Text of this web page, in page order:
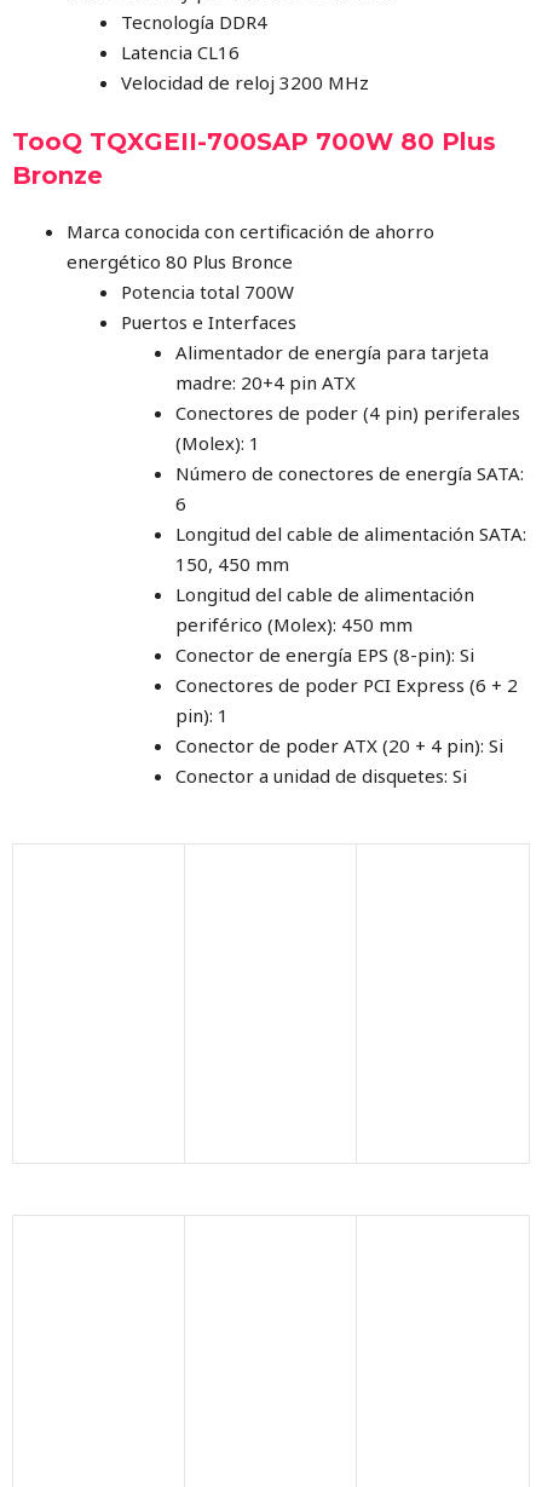
Tecnología DDR4
Latencia CL16
Velocidad de reloj 3200 MHz
TooQ TQXGEII-700SAP 700W 80 Plus
Bronze
Marca conocida con certificación de ahorro
energético 80 Plus Bronce
Potencia total 700W
Puertos e Interfaces
Alimentador de energía para tarjeta
madre: 20+4 pin ATX
Conectores de poder (4 pin) periferales
(Molex): 1
Número de conectores de energía SATA:
6
Longitud del cable de alimentación SATA:
150, 450 mm
Longitud del cable de alimentación
periférico (Molex): 450 mm
Conector de energía EPS (8-pin): Si
Conectores de poder PCI Express (6 + 2
pin): 1
Conector de poder ATX (20 + 4 pin): Si
Conector a unidad de disquetes: Si